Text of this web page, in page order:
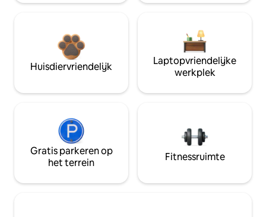
Huisdiervriendelijk
Laptopvriendelijke
werkplek
Gratis parkeren op
het terrein
Fitnessruimte